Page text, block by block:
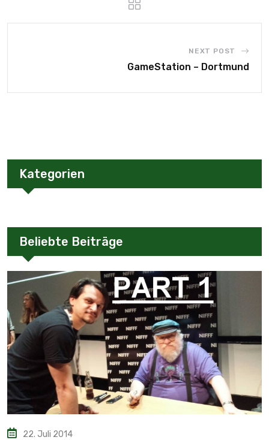
NEXT POST
GameStation – Dortmund
Kategorien
Beliebte Beiträge
22. Juli 2014